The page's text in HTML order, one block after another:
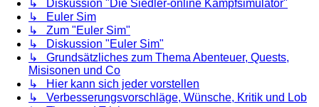
↳ Diskussion "Die Siedler-online Kampfsimulator"
↳ Euler Sim
↳ Zum "Euler Sim"
↳ Diskussion "Euler Sim"
↳ Grundsätzliches zum Thema Abenteuer, Quests,
Misisonen und Co
↳ Hier kann sich jeder vorstellen
↳ Verbesserungsvorschläge, Wünsche, Kritik und Lob